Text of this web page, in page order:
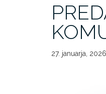
27. januarja, 2026